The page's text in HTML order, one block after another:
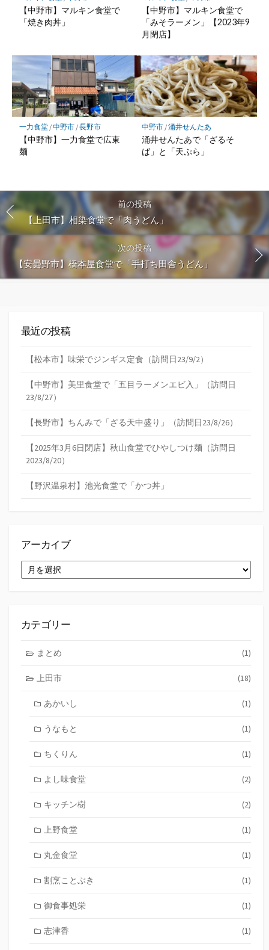
【中野市】マルキン食堂で
「焼き肉丼」
【中野市】マルキン食堂で
「みそラーメン」【2023年9
月閉店】
一力食堂/中野市/長野市
【中野市】一力食堂で広東
麺
中野市/涌井せんたあ
涌井せんたあで「ざるそ
ば」と「天ぷら」
前の投稿
【上田市】相染食堂で「肉うどん」
次の投稿
【安曇野市】橋本屋食堂で「手打ち田舎うどん」
最近の投稿
【松本市】味栄でジンギス定食（訪問日23/9/2）
【中野市】美里食堂で「五目ラーメンエビ入」（訪問日
23/8/27）
【長野市】ちんみで「ざる天中盛り」（訪問日23/8/26）
【2025年3月6日閉店】秋山食堂でひやしつけ麺（訪問日
2023/8/20）
【野沢温泉村】池光食堂で「かつ丼」
アーカイブ
ー
カテゴリー
まとめ (1)
上田市 (18)
あかいし (1)
うなもと (1)
ちくりん (1)
よし味食堂 (2)
キッチン樹 (2)
上野食堂 (1)
丸金食堂 (1)
割烹ことぶき (1)
御食事処栄 (1)
志津香 (1)